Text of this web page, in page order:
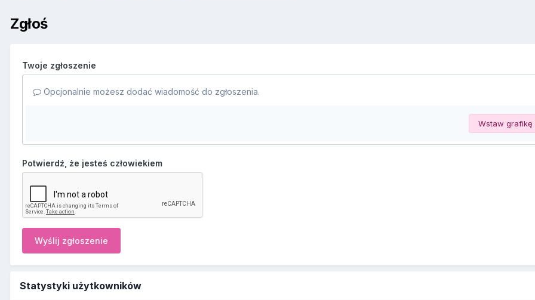
Zgłoś
Twoje zgłoszenie
Opcjonalnie możesz dodać wiadomość do zgłoszenia.
Wstaw grafikę
Potwierdź, że jesteś człowiekiem
Wyślij zgłoszenie
Statystyki użytkowników